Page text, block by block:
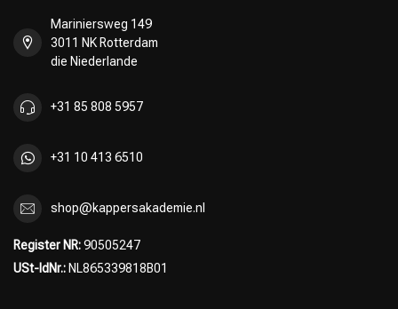
Umformung
Mariniersweg 149
3011 NK Rotterdam
die Niederlande
+31 85 808 5957
+31 10 413 6510
shop@kappersakademie.nl
Register NR:90505247
USt-IdNr.: NL865339818B01